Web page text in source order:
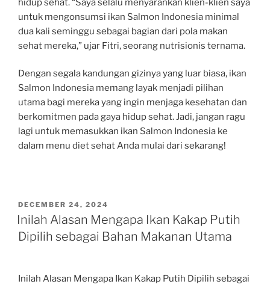
untuk mengonsumsi ikan Salmon Indonesia minimal
dua kali seminggu sebagai bagian dari pola makan
sehat mereka,” ujar Fitri, seorang nutrisionis ternama.
Dengan segala kandungan gizinya yang luar biasa, ikan
Salmon Indonesia memang layak menjadi pilihan
utama bagi mereka yang ingin menjaga kesehatan dan
berkomitmen pada gaya hidup sehat. Jadi, jangan ragu
lagi untuk memasukkan ikan Salmon Indonesia ke
dalam menu diet sehat Anda mulai dari sekarang!
POSTED
ON
DECEMBER 24, 2024
Inilah Alasan Mengapa Ikan Kakap Putih
Dipilih sebagai Bahan Makanan Utama
Inilah Alasan Mengapa Ikan Kakap Putih Dipilih sebagai